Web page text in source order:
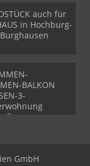
auch für
in Hochburg-
BALKON
3-
GmbH